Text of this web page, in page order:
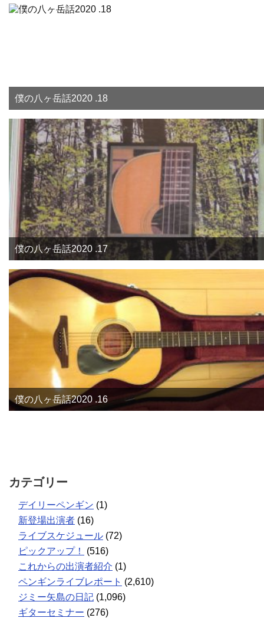
僕の八ヶ岳話2020 .18
僕の八ヶ岳話2020 .17
僕の八ヶ岳話2020 .16
カテゴリー
デイリーペンギン (1)
新登場出演者 (16)
ライブスケジュール (72)
ピックアップ！
(516)
これからの出演者紹介 (1)
ペンギンライブレポート (2,610)
ジミー矢島の日記 (1,096)
ギターセミナー (276)